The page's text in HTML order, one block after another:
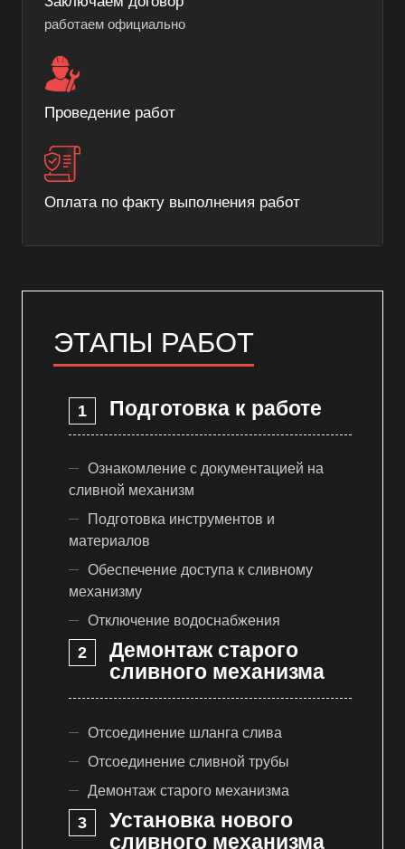
работаем официально
Проведение работ
Оплата по факту выполнения работ
ЭТАПЫ РАБОТ
Подготовка к работе
Ознакомление с документацией на
сливной механизм
Подготовка инструментов и
материалов
Обеспечение доступа к сливному
механизму
Отключение водоснабжения
Демонтаж старого
сливного механизма
Отсоединение шланга слива
Отсоединение сливной трубы
Демонтаж старого механизма
Установка нового
сливного механизма